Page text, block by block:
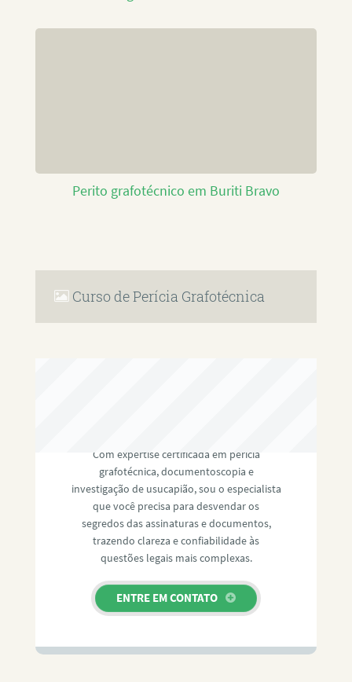
Perito grafotécnico em Buriti Bravo
Curso de Perícia Grafotécnica
Com expertise certificada em perícia
grafotécnica, documentoscopia e
investigação de usucapião, sou o especialista
que você precisa para desvendar os
segredos das assinaturas e documentos,
trazendo clareza e confiabilidade às
questões legais mais complexas.
ENTRE EM CONTATO